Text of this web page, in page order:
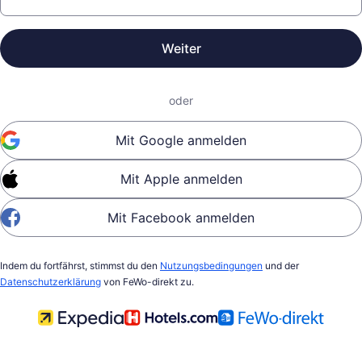
Weiter
oder
Mit Google anmelden
Mit Apple anmelden
Mit Facebook anmelden
Indem du fortfährst, stimmst du den Nutzungsbedingungen und der
Datenschutzerklärung von FeWo-direkt zu.